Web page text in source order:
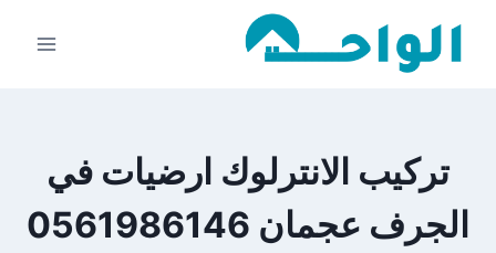
تركيب الانترلوك ارضيات في
الجرف عجمان 0561986146